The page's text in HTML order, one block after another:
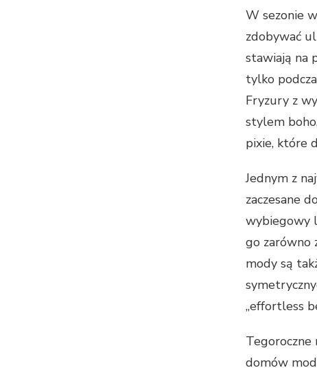
W sezonie
zdobywać
stawiają na
tylko
Fryzury z
stylem
pixie, które
Jednym z
zaczesane
wybiegowy
go zarówno
mody są
„effortless
Tegoroczne
domów